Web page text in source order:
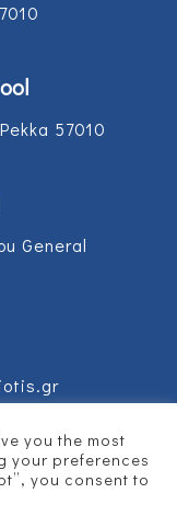
57010
General
- Developed
you the most
your preferences
you consent to